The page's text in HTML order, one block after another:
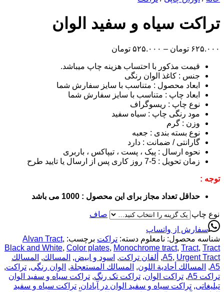
سیاه و سفید الوان
تومان – ۵۲۵.۰۰۰ تومانPrice
۵۲۵.۰۰۰ تومان
through
۶۲۵.۰۰۰ تومان
مذکور با احتساب هزینه چاپ میباشد.
: کاغذ الوان رنگی
محصول : متناسب با سایز سفارش شما
چاپ : متناسب با سایز سفارش شما
چاپ : ریسوگراف
رنگی چاپ : سیاه سفید
: گرم
بسته بندی : جعبه
/ ضمانت : دارد
ارسال : پیک ، پست ، تیپاکس ، باربری
7 روز کاری پس از ارسال یا تایید طرح
تعداد مجاز برای این محصول : 1000 می باشد
صاف
از واتساپ
نامعلوم دسته:تراکت برچسب: Alvan Tract ,
Black and White,Color plates,Monochrome tract,
A5,
,ألفان تراكت,اسود و ابيض,المسالك ,المسالك
أحادية اللون,المسالك المستعجلة ,الوان رنگی ,تراکت,
,تراکت الوان تراکت تک رنگ,تراکت سیاه و سفید الوان
سیاه و سفید الوان در آبادان ,تراکت سیاه و سفید